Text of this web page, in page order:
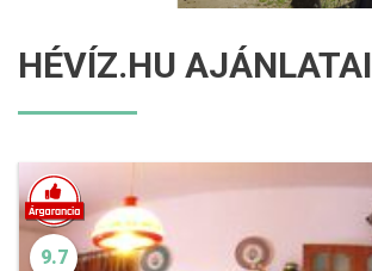
HÉVÍZ.HU AJÁNLATAI
9.7